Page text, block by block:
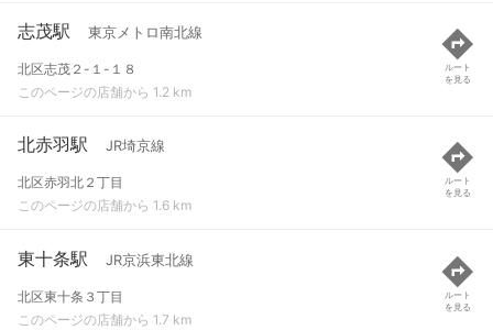
志茂駅 東京メトロ南北線
北区志茂２-１-１８
このページの店舗から 1.2 km
ルート
を見る
北赤羽駅 JR埼京線
北区赤羽北２丁目
このページの店舗から 1.6 km
ルート
を見る
東十条駅 JR京浜東北線
北区東十条３丁目
このページの店舗から 1.7 km
ルート
を見る